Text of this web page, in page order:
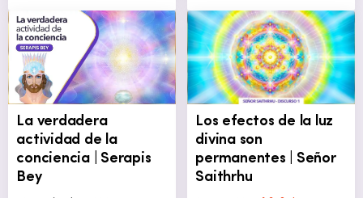
La verdadera
actividad de la
conciencia | Serapis
Bey
Los efectos de la luz
divina son
permanentes | Señor
Saithrhu